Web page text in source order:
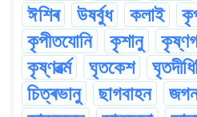
ঈশিৰ
উষৰ্বুধ কলাই
কৃপীতযোনি
কৃশানু
কৃষ্ণৱৰ্ত্ম
ঘৃতকেশ
চিত্ৰভানু
ছাগবাহন